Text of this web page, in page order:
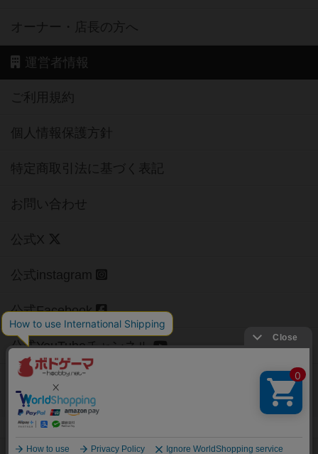
オーナー・店長の方へ
運営者情報
ご利用規約
個人情報保護方針
特定商取引法に基づく表記
お問い合わせ
公式X
公式instagram
公式Facebook
公式YouTubeチャンネル